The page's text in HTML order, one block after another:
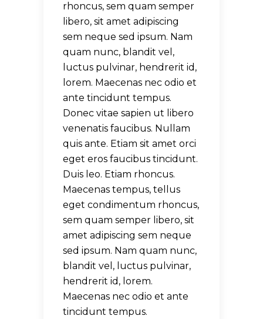
rhoncus, sem quam semper
libero, sit amet adipiscing
sem neque sed ipsum. Nam
quam nunc, blandit vel,
luctus pulvinar, hendrerit id,
lorem. Maecenas nec odio et
ante tincidunt tempus.
Donec vitae sapien ut libero
venenatis faucibus. Nullam
quis ante. Etiam sit amet orci
eget eros faucibus tincidunt.
Duis leo. Etiam rhoncus.
Maecenas tempus, tellus
eget condimentum rhoncus,
sem quam semper libero, sit
amet adipiscing sem neque
sed ipsum. Nam quam nunc,
blandit vel, luctus pulvinar,
hendrerit id, lorem.
Maecenas nec odio et ante
tincidunt tempus.